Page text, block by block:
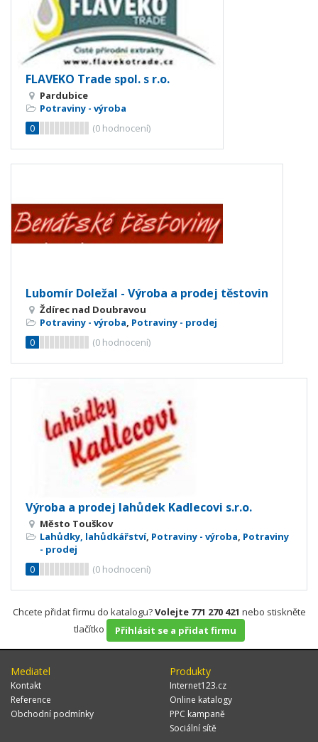
FLAVEKO Trade spol. s r.o.
Pardubice
Potraviny - výroba
0
(0 hodnocení)
Lubomír Doležal - Výroba a prodej těstovin
Ždírec nad Doubravou
Potraviny - výroba, Potraviny - prodej
0
(0 hodnocení)
Výroba a prodej lahůdek Kadlecovi s.r.o.
Město Touškov
Lahůdky, lahůdkářství, Potraviny - výroba Potraviny
- prodej
0
(0 hodnocení)
Chcete přidat firmu do katalogu?Volejte 771 270 421 nebo stiskněte
tlačítko
Přihlásit se a přidat firmu
Mediatel
Kontakt
Reference
Obchodní podmínky
Produkty
Internet123.cz
Online katalogy
PPC kampaně
Sociální sítě